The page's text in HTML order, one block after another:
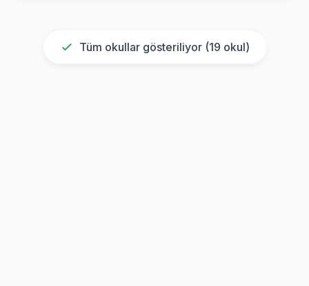
Tüm okullar gösteriliyor (19 okul)